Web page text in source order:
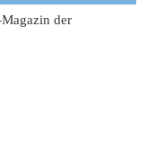
der